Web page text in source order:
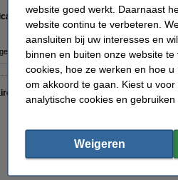
123inkt
notes
76 x 76 mm (LxB)
artikelen van klanten die dit artikel ook
website goed werkt. Daarnaast
website continu te verbeteren.
aansluiten bij uw interesses en
binnen en buiten onze website te
cookies, hoe ze werken en hoe
om akkoord te gaan. Kiest u
analytische cookies en
Weigeren